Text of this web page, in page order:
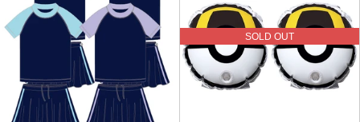
SOLD OUT